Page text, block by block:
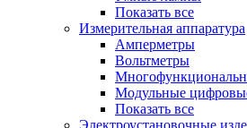
Показать все
Измерительная аппаратура
Амперметры
Вольтметры
Модульные
Показать все
Электроустановочные